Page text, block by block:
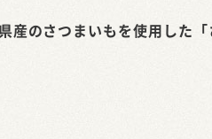
産のさつまいもを使用した